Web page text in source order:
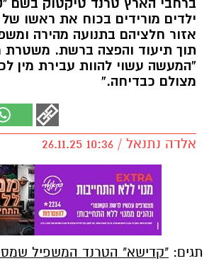
ברחבי הארץ טרנד טיקטוק בשם
ילדים מורידים בכוח את ראשו
אזור חלציהם בתנועה מהירה
תוך תיעוד והפצה ברשת. משטרת
“המעשה עשוי להוות עבירת מין
מצולם כבדיחה.”
אלדה נתנאל / 10:36 26.11.25
תגים: "קדישא" הטרנד המשפיל